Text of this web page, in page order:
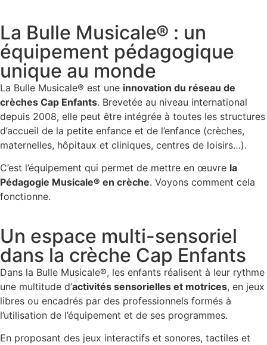
La Bulle Musicale® : un
équipement pédagogique
unique au monde
La Bulle Musicale® est une innovation du réseau de
crèches Cap Enfants. Brevetée au niveau international
depuis 2008, elle peut être intégrée à toutes les structures
d’accueil de la petite enfance et de l’enfance (crèches,
maternelles, hôpitaux et cliniques, centres de loisirs…).
C’est l’équipement qui permet de mettre en œuvre la
Pédagogie Musicale® en crèche. Voyons comment cela
fonctionne.
Un espace multi-sensoriel
dans la crèche Cap Enfants
Dans la Bulle Musicale®, les enfants réalisent à leur rythme
une multitude d’activités sensorielles et motrices, en jeux
libres ou encadrés par des professionnels formés à
l’utilisation de l’équipement et de ses programmes.
En proposant des jeux interactifs et sonores, tactiles et